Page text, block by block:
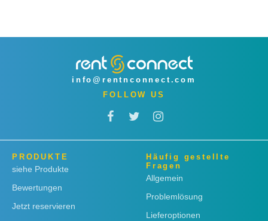
info@rentnconnect.com
FOLLOW US
PRODUKTE
siehe Produkte
Bewertungen
Jetzt reservieren
Häufig gestellte
Fragen
Allgemein
Problemlösung
Lieferoptionen